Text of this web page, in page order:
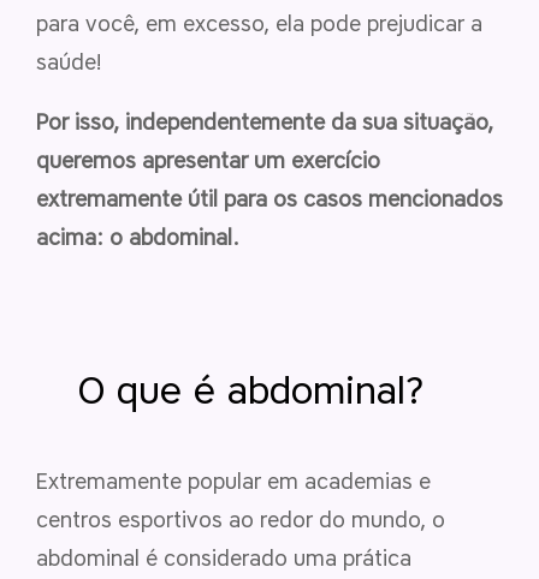
para você, em excesso, ela pode prejudicar a
saúde!
Por isso, independentemente da sua situação,
queremos apresentar um exercício
extremamente útil para os casos mencionados
acima: o abdominal.
O que é abdominal?
Extremamente popular em academias e
centros esportivos ao redor do mundo, o
abdominal é considerado uma prática